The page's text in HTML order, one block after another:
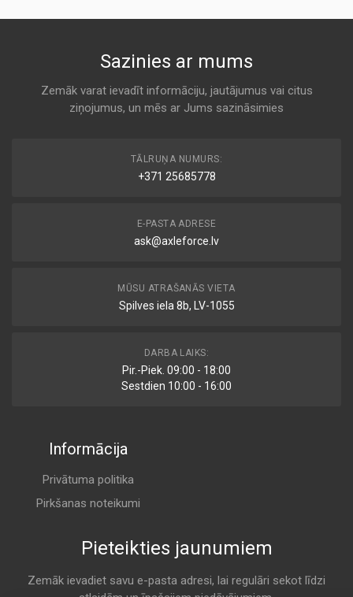
Sazinies ar mums
Zemāk varat ievadīt informāciju, jautājumus vai citus
ziņojumus, un mēs ar Jums sazināsimies
TĀLRUŅA NUMURS:
+371 25685778
E-PASTA ADRESE
ask@axleforce.lv
MŪSU ATRAŠANĀS VIETA
Spilves iela 8b, LV-1055
DARBA LAIKS:
Pir.-Piek. 09:00 - 18:00
Sestdien 10:00 - 16:00
Informācija
Privātuma politika
Pirkšanas noteikumi
Pieteikties jaunumiem
Zemāk ievadiet savu e-pasta adresi, lai regulāri sekot līdzi